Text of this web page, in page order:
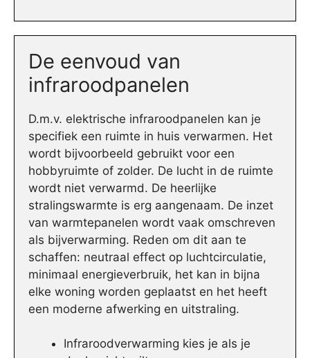
De eenvoud van
infraroodpanelen
D.m.v. elektrische infraroodpanelen kan je
specifiek een ruimte in huis verwarmen. Het
wordt bijvoorbeeld gebruikt voor een
hobbyruimte of zolder. De lucht in de ruimte
wordt niet verwarmd. De heerlijke
stralingswarmte is erg aangenaam. De inzet
van warmtepanelen wordt vaak omschreven
als bijverwarming. Reden om dit aan te
schaffen: neutraal effect op luchtcirculatie,
minimaal energieverbruik, het kan in bijna
elke woning worden geplaatst en het heeft
een moderne afwerking en uitstraling.
Infraroodverwarming kies je als je